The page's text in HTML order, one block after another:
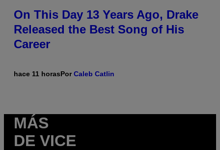
On This Day 13 Years Ago, Drake
Released the Best Song of His
Career
hace 11 horasPorCaleb Catlin
MÁS
DE VICE